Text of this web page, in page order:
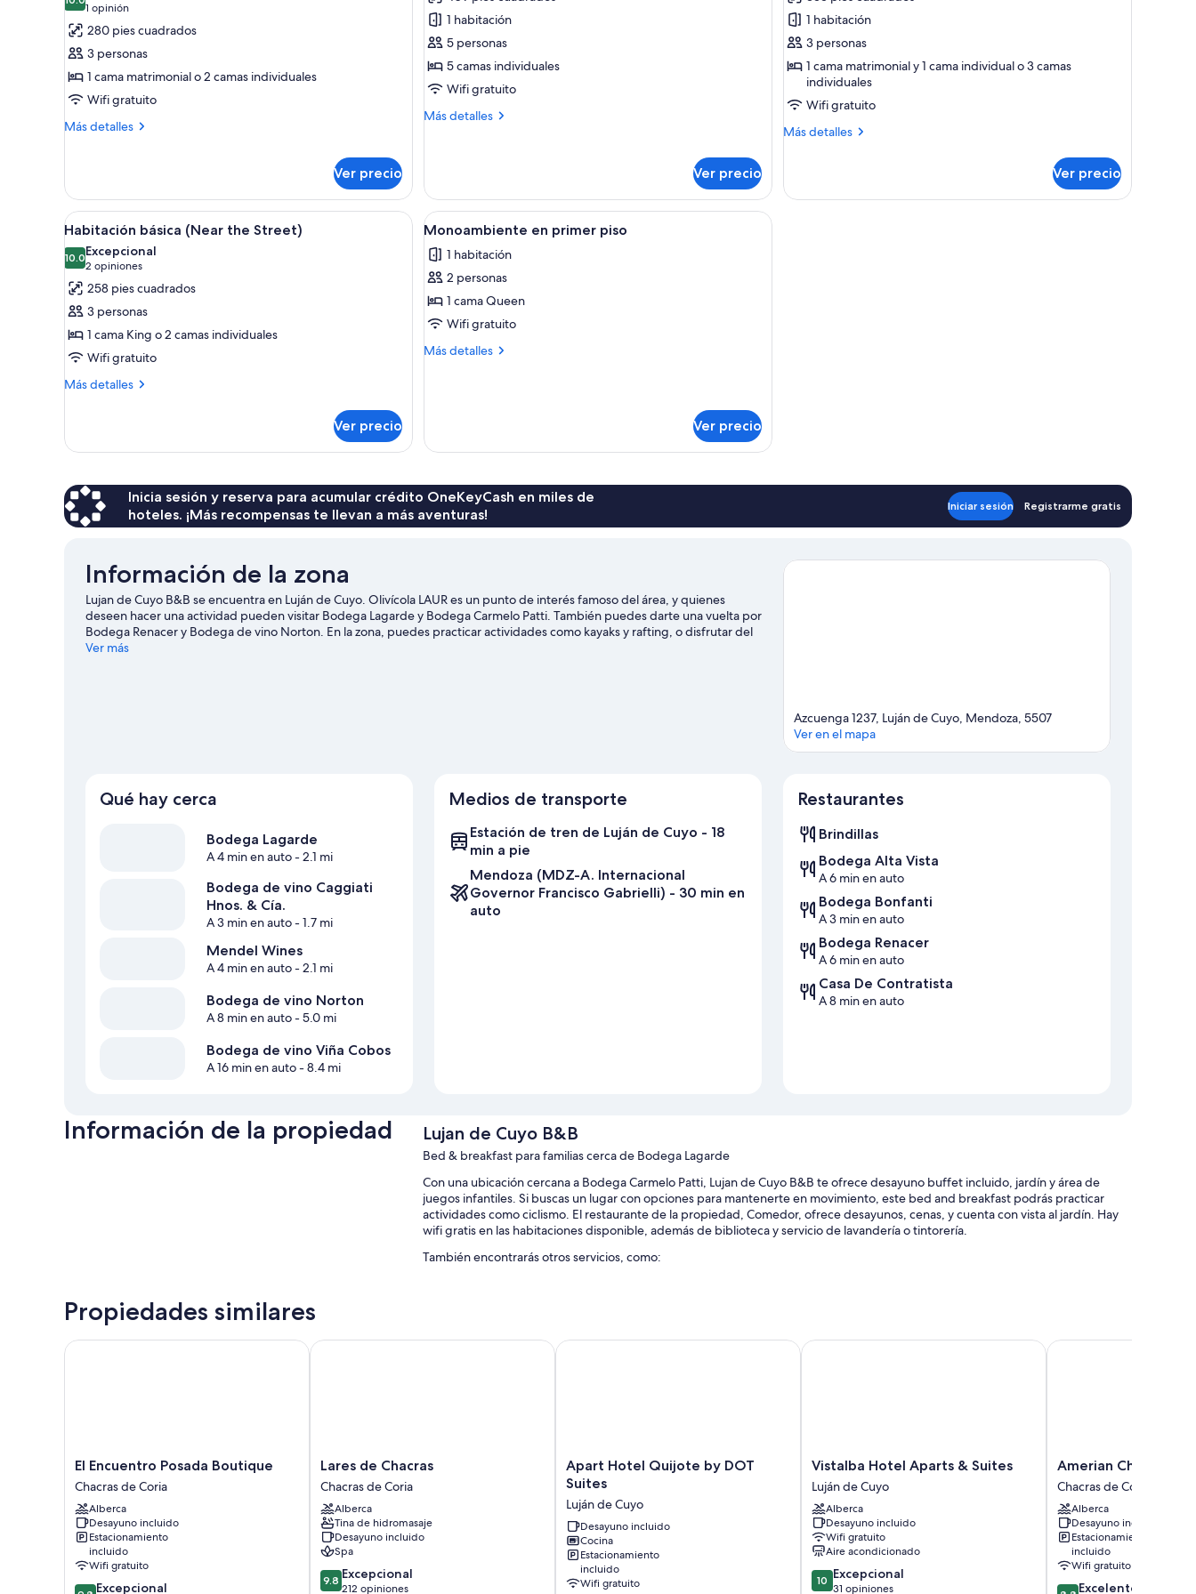
habitaciones
fotos
de
Habitación
estándar
10.0 de 10
1 opinión
(1
opinión)
280 pies cuadrados
3 personas
1 cama matrimonial o 2 camas individuales
Wifi gratuito
Más detalles
Más
estándar
Ver precio
fotos
de
Habitación
familiar
1 habitación
5 personas
5 camas individuales
Wifi gratuito
Más detalles
Más
Ver precio
fotos
de
Habitación
superior
1 habitación
3 personas
1 cama matrimonial y 1 cama individual o 3 camas
individuales
Wifi gratuito
Más detalles
Más
superior
Ver precio
Abrir
todas
las
fotos
de
Habitación
básica
(Near
the
Un dormitorio con pared de ladrillo, un cuadro enmarcado de caballos, cabecera capitonada y almohadas azules.
8
Habitación básica (Near the Street)
10.010.0 de 10
Excepcional
2 opiniones
(2
opiniones)
258 pies cuadrados
3 personas
1 cama King o 2 camas individuales
Wifi gratuito
Más detalles
Más
básica
Street)
Ver precio
Abrir
todas
las
fotos
de
Monoambiente
en
Un dormitorio con techo de madera, cama con ropa de cama estampada, mesita de noche con lámpara y vista a
4
Monoambiente en primer piso
1 habitación
2 personas
1 cama Queen
Wifi gratuito
Más detalles
Más
piso
Ver precio
Inicia sesión y reserva para acumular crédito OneKeyCash en miles de
hoteles. ¡Más recompensas te llevan a más aventuras!
Iniciar sesión Registrarme gratis
Información de la zona
Lujan de Cuyo B&B se encuentra en Luján de Cuyo. Olivícola LAUR es un punto de interés famoso del área, y quienes
deseen hacer una actividad pueden visitar Bodega Lagarde y Bodega Carmelo Patti. También puedes darte una vuelta por
Bodega Renacer y Bodega de vino Norton. En la zona, puedes practicar actividades como kayaks y rafting, o disfrutar del
aire libre mientras haces ciclismo de montaña y paseos a pie o ciclismo en senderos.
Ver más
Azcuenga 1237, Luján de Cuyo, Mendoza, 5507
Ver en el mapa
Qué hay cerca
Bodega Lagarde
A 4 min en auto- 2.1 mi
Bodega de vino Caggiati
Hnos. & Cía.
A 3 min en auto- 1.7 mi
Mendel Wines
A 4 min en auto- 2.1 mi
Bodega de vino Norton
A 8 min en auto- 5.0 mi
Bodega de vino Viña Cobos
A 16 min en auto- 8.4 mi
Medios de transporte
Estación de tren de Luján de Cuyo - 18
min a pie
Mendoza (MDZ-A. Internacional
Governor Francisco Gabrielli) - 30 min en
auto
Restaurantes
Brindillas
Bodega Alta Vista
A 6 min en auto
Bodega Bonfanti
A 3 min en auto
Bodega Renacer
A 6 min en auto
Casa De Contratista
A 8 min en auto
Información de la propiedad Lujan de Cuyo B&B
Bed & breakfast para familias cerca de Bodega Lagarde
Con una ubicación cercana a Bodega Carmelo Patti, Lujan de Cuyo B&B te ofrece desayuno buffet incluido, jardín y área de
juegos infantiles. Si buscas un lugar con opciones para mantenerte en movimiento, este bed and breakfast podrás practicar
actividades como ciclismo. El restaurante de la propiedad, Comedor, ofrece desayunos, cenas, y cuenta con vista al jardín. Hay
wifi gratis en las habitaciones disponible, además de biblioteca y servicio de lavandería o tintorería.
También encontrarás otros servicios, como:
Personal multilingüe, asistencia para compra de tours o entradas y información sobre tours en bicicleta
Otros servicios que también encontrarás incluyen:
Café instantáneo/té gratis y teteras eléctricas
Baños con regaderas tipo lluvia y bidets
Televisiones LED de 23 pulgadas con canales por cable
Patios privados, composta y servicio de limpieza diario
Propiedades similares
El
Encuentro
Posada
Boutique
Chacras
de
Coria
El Encuentro Posada Boutique
Chacras de Coria
Alberca
Desayuno incluido
Estacionamiento
incluido
Wifi gratuito
9.8 Excepcional
El Encuentro Posada Boutique
Lares
de
Chacras
Chacras
de
Coria
Lares de Chacras
Chacras de Coria
Alberca
Tina de hidromasaje
Desayuno incluido
Spa
9.8
de
9.8 Excepcional
212 opiniones
Lares de Chacras
Apart
Hotel
by
DOT
Suites
Luján
de
Apart Hotel Quijote by DOT
Suites
Luján de Cuyo
Desayuno incluido
Cocina
Estacionamiento
incluido
Wifi gratuito
Apart Hotel Quijote by DOT Suites
Vistalba
Hotel
Aparts
&
Suites
Luján
de
Cuyo
Vistalba Hotel Aparts & Suites
Luján de Cuyo
Alberca
Desayuno incluido
Wifi gratuito
Aire acondicionado
10.0
de
10 Excepcional
31 opiniones
Vistalba Hotel Aparts & Suites
Amerian
Chacras
de
Coria
Chacras
de
Coria
Amerian Chacras de
Chacras de Coria
Alberca
Desayuno incluido
Estacionamiento
incluido
Wifi gratuito
8.8 Excelente
Amerian Chacras de